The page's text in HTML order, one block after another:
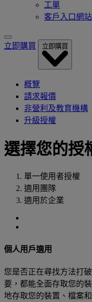
工單
客戶入口網站
立即購買 立即購買
概覽
請求報價
非營利及教育機構
升級授權
選擇您的授
單一使用者授權
適用團隊
適用於企業
個人用戶適用
您是否正在尋找方法打
要，都能全面存取您的
地存取您的裝置、檔案